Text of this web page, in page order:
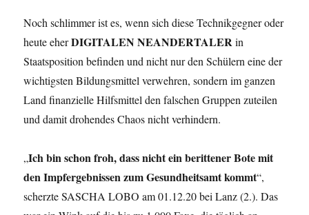
Noch schlimmer ist es, wenn sich diese Technikgegner oder
heute eherDIGITALEN NEANDERTALERin
Staatsposition befinden und nicht nur den Schülern eine der
wichtigsten Bildungsmittel verwehren, sondern im ganzen
Land finanzielle Hilfsmittel den falschen Gruppen zuteilen
und damit drohendes Chaos nicht verhindern.
„Ich bin schon froh, dass nicht ein berittener Bote mit
den Impfergebnissen zum Gesundheitsamt kommt“,
scherzte SASCHA LOBO am 01.12.20 bei Lanz (2.). Das